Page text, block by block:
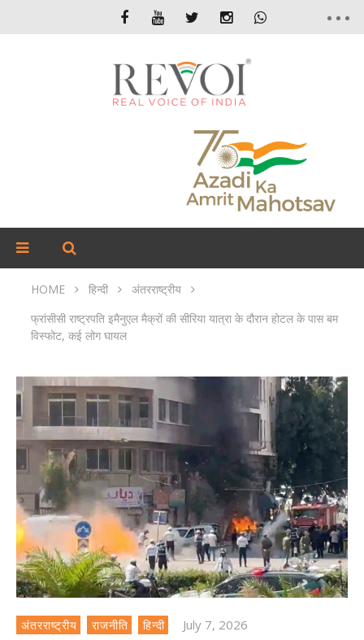
HOME हिन्दी
अंतरराष्ट्रीय
फ्रांसीसी राष्‍ट्रपति इमैनुएल मैक्रों की सीरिया यात्रा के दौरान होटल के पास बम
व‍िस्‍फोट, कई लोग घायल
अंतरराष्ट्रीय राजनीति हिन्दी July 7, 2026